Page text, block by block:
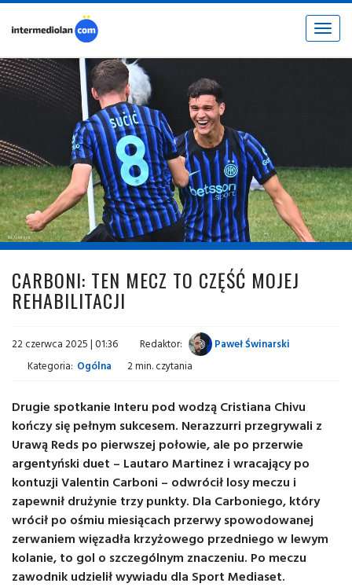
Toggle
fot. © Inter.it
CARBONI: TEN MECZ TO CZĘŚĆ MOJEJ
REHABILITACJI
22 czerwca 2025 | 01:36 Redaktor:
Paweł Świnarski
Kategoria: Ogólna 2 min. czytania
Drugie spotkanie Interu pod wodzą Cristiana Chivu
kończy się pełnym sukcesem. Nerazzurri przegrywali z
Urawą Reds po pierwszej połowie, ale po przerwie
argentyński duet – Lautaro Martinez i wracający po
kontuzji Valentin Carboni – odwrócił losy meczu i
zapewnił drużynie trzy punkty. Dla Carboniego, który
wrócił po ośmiu miesiącach przerwy spowodowanej
zerwaniem więzadła krzyżowego przedniego w lewym
kolanie, to gol o szczególnym znaczeniu. Po meczu
zawodnik udzielił wywiadu dla Sport Mediaset.